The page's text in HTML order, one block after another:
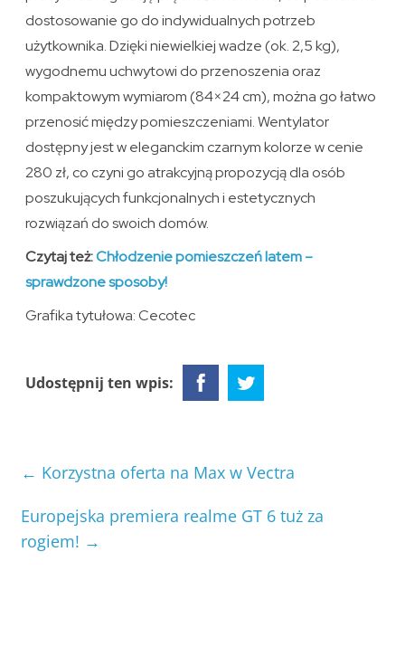
dostosowanie go do indywidualnych potrzeb
użytkownika. Dzięki niewielkiej wadze (ok. 2,5 kg),
wygodnemu uchwytowi do przenoszenia oraz
kompaktowym wymiarom (84×24 cm), można go łatwo
przenosić między pomieszczeniami. Wentylator
dostępny jest w eleganckim czarnym kolorze w cenie
280 zł, co czyni go atrakcyjną propozycją dla osób
poszukujących funkcjonalnych i estetycznych
rozwiązań do swoich domów.
Czytaj też:Chłodzenie pomieszczeń latem –
sprawdzone sposoby!
Grafika tytułowa: Cecotec
Udostępnij ten wpis:
← Korzystna oferta na Max w Vectra
Europejska premiera realme GT 6 tuż za
rogiem! →